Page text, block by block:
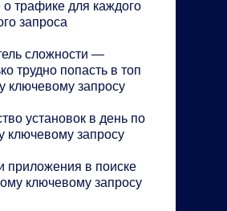
трафике для каждого
запроса
сложности —
трудно попасть в топ
ключевому запросу
установок в день по
ключевому запросу
приложения в поиске
ключевому запросу